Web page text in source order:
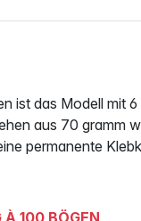
ist das Modell mit
aus 70 gramm
permanente